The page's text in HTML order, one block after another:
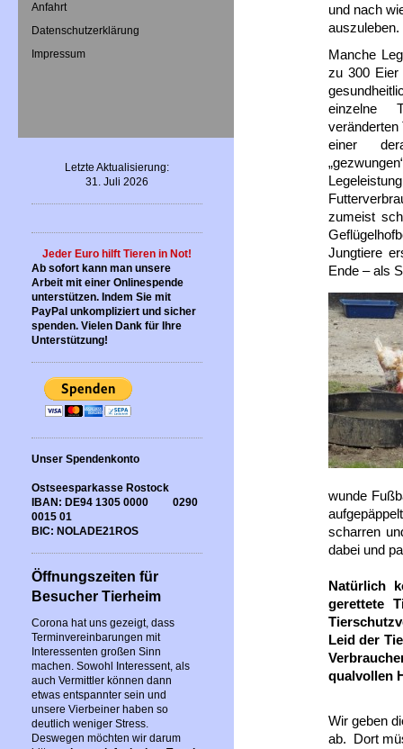
und nach
auszuleben.
Manche
zu 300 Eier
einzelne
veränderten
einer
zumeist
Jungtiere
Ende – als
wunde
scharren
dabei und
Natürlich
gerettete
Leid der
qualvollen
Wir geben
ab. Dort
Anfahrt
Datenschutzerklärung
Impressum
Letzte Aktualisierung:
31. Juli 2026
Jeder Euro hilft Tieren in Not!
Ab sofort kann man unsere
Arbeit mit einer Onlinespende
unterstützen. Indem Sie mit
PayPal unkompliziert und sicher
spenden. Vielen Dank für Ihre
Unterstützung!
Unser Spendenkonto
Ostseesparkasse Rostock
IBAN: DE94 1305 0000 0290
0015 01
BIC: NOLADE21ROS
Öffnungszeiten für
Besucher Tierheim
Corona hat uns gezeigt, dass
Terminvereinbarungen mit
Interessenten großen Sinn
machen. Sowohl Interessent, als
auch Vermittler können dann
etwas entspannter sein und
unsere Vierbeiner haben so
deutlich weniger Stress.
Deswegen möchten wir darum